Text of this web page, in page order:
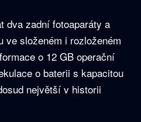
dva zadní fotoaparáty a
ve složeném i rozloženém
o 12 GB operační
o baterii s kapacitou
největší v historii